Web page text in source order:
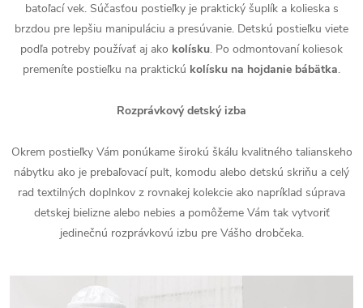
batoľací vek. Súčasťou postieľky je praktický šuplík a kolieska s
brzdou pre lepšiu manipuláciu a presúvanie. Detskú postieľku viete
podľa potreby používať aj ako kolísku. Po odmontovaní koliesok
premeníte postieľku na praktickú kolísku na hojdanie bábätka.
Rozprávkový detskýizba
Okrem postieľky Vám ponúkame širokú škálu kvalitného talianskeho
nábytku ako je prebaľovací pult, komodu alebo detskú skriňu a celý
rad textilných doplnkov z rovnakej kolekcie ako napríklad súprava
detskej bielizne alebo nebies a pomôžeme Vám tak vytvoriť
jedinečnú rozprávkovú izbu pre Vášho drobčeka.